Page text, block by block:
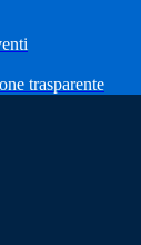
trasparente